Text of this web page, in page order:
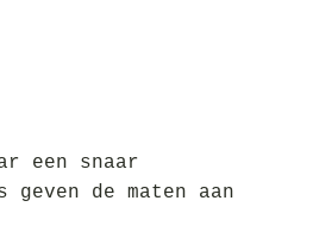
een snaar
de maten aan